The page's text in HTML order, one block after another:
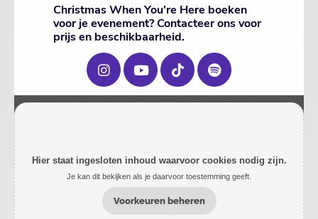
Christmas When You're Here boeken
voor je evenement? Contacteer ons voor
prijs en beschikbaarheid.
Hier staat ingesloten inhoud waarvoor cookies nodig zijn.
Je kan dit bekijken als je daarvoor toestemming geeft.
Voorkeuren beheren